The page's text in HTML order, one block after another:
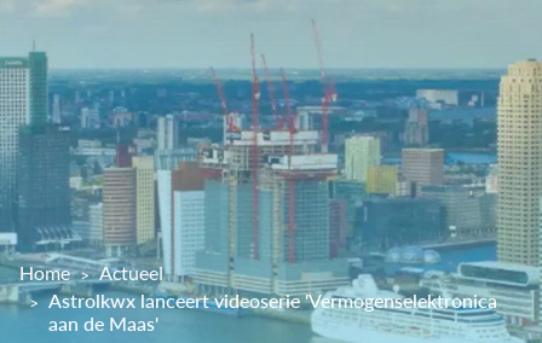
Home
Actueel
Astrolkwx lanceert videoserie 'Vermogenselektronica
aan de Maas'